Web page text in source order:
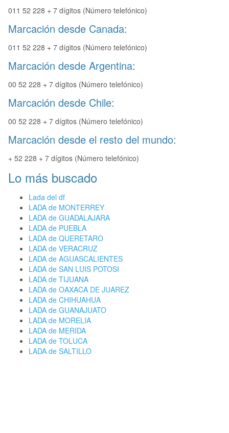
011 52 228 + 7 dígitos (Número telefónico)
Marcación desde Canada:
011 52 228 + 7 dígitos (Número telefónico)
Marcación desde Argentina:
00 52 228 + 7 dígitos (Número telefónico)
Marcación desde Chile:
00 52 228 + 7 dígitos (Número telefónico)
Marcación desde el resto del mundo:
+ 52 228 + 7 dígitos (Número telefónico)
Lo más buscado
Lada del df
LADA de MONTERREY
LADA de GUADALAJARA
LADA de PUEBLA
LADA de QUERETARO
LADA de VERACRUZ
LADA de AGUASCALIENTES
LADA de SAN LUIS POTOSI
LADA de TIJUANA
LADA de OAXACA DE JUAREZ
LADA de CHIHUAHUA
LADA de GUANAJUATO
LADA de MORELIA
LADA de MERIDA
LADA de TOLUCA
LADA de SALTILLO